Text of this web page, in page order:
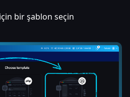
bir şablon seçin